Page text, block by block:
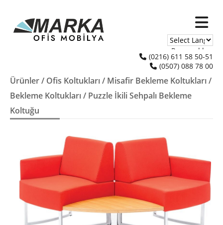
Powered by
Translate
(0216) 611 58 50-51
(0507) 088 78 00
Ürünler/ Ofis Koltukları/ Misafir Bekleme Koltukları/
Bekleme Koltukları/ Puzzle İkili Sehpalı Bekleme
Koltuğu